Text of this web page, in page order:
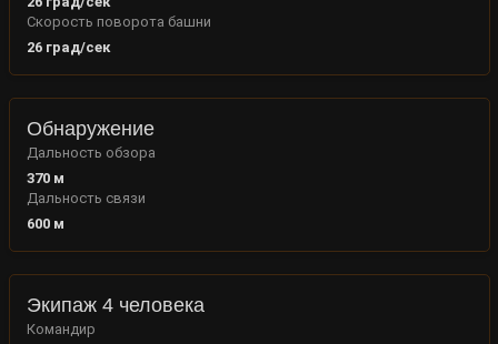
Скорость поворота башни
26град/сек
Обнаружение
Дальность обзора
370м
Дальность связи
600м
Экипаж 4 человека
Командир